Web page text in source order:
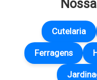
Cutelaria
Ferragens